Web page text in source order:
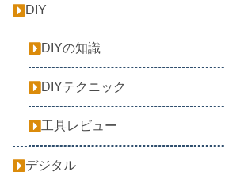
DIY
DIYの知識
DIYテクニック
工具レビュー
デジタル